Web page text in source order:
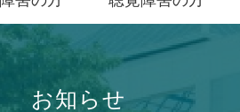
お知らせ